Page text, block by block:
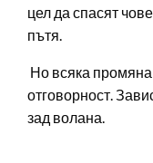
цел да спасят
пътя.
Но всяка
отговорност.
зад волана.